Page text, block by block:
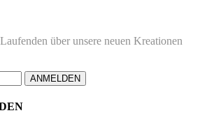
über unsere neuen Kreationen
ANMELDEN